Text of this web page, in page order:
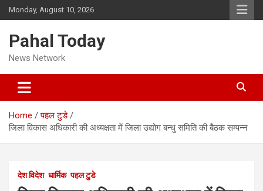
Skip
to
Monday, August 10, 2026
Pahal Today
News Network
Home
पहल टुडे
जिला विकास अधिकारी की अध्यक्षता में जिला उद्योग बन्धु समिति की बैठक सम्पन्न
देश विदेश धार्मिक पहल टुडे